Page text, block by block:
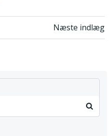
Næste indlæg